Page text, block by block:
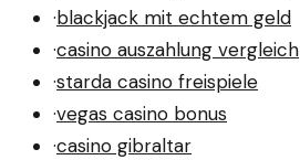
·blackjack mit echtem geld
·casino auszahlung vergleich
·starda casino freispiele
·vegas casino bonus
·casino gibraltar